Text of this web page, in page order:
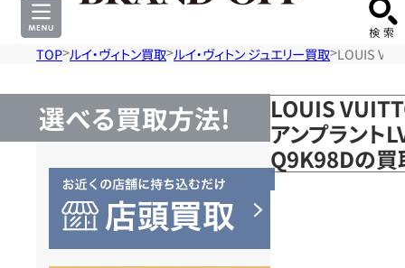
TOP ルイ・ヴィトン買取 ルイ・ヴィトン ジュエリー買取 LOUIS
選べる買取方法!
LOUIS
アンプラント
Q9K98Dの買